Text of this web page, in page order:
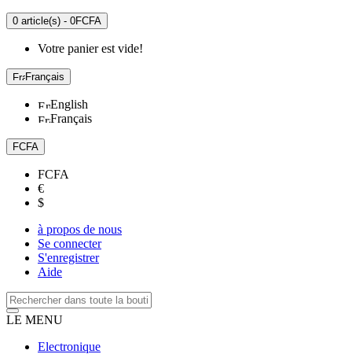
0 article(s) - 0FCFA
Votre panier est vide!
Français
English
Français
FCFA
FCFA
€
$
à propos de nous
Se connecter
S'enregistrer
Aide
LE MENU
Electronique